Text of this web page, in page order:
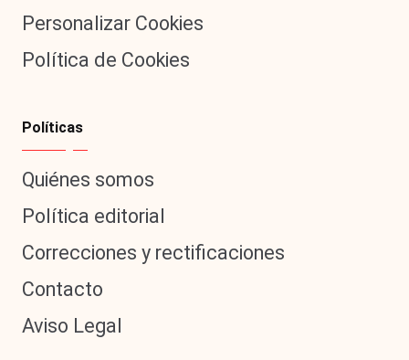
Personalizar Cookies
Política de Cookies
Políticas
Quiénes somos
Política editorial
Correcciones y rectificaciones
Contacto
Aviso Legal